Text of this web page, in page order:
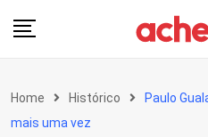
Home Histórico
Paulo
mais uma vez